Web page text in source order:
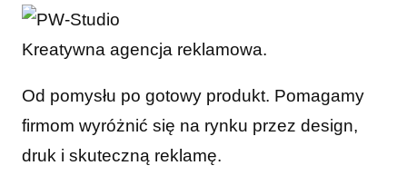
Kreatywna agencja reklamowa.
Od pomysłu po gotowy produkt. Pomagamy
firmom wyróżnić się na rynku przez design,
druk i skuteczną reklamę.